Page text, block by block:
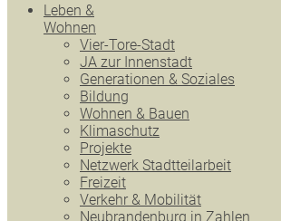
Leben &
Wohnen
Vier-Tore-Stadt
JA zur Innenstadt
Generationen & Soziales
Bildung
Wohnen & Bauen
Klimaschutz
Projekte
Netzwerk Stadtteilarbeit
Freizeit
Verkehr & Mobilität
Neubrandenburg in Zahlen